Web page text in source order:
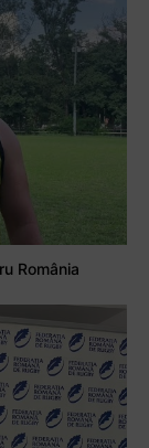
România